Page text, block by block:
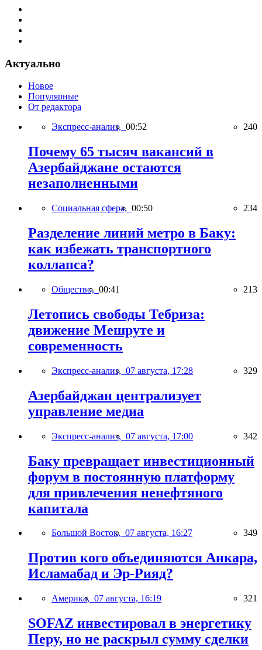
Актуально
Новое
Популярные
От редактора
Экспресс-анализ, 00:52 240
Почему 65 тысяч вакансий в
Азербайджане остаются
незаполненными
Социальная сфера, 00:50 234
Разделение линий метро в Баку:
как избежать транспортного
коллапса?
Общество, 00:41 213
Летопись свободы Тебриза:
движение Мешруте и
современность
Экспресс-анализ, 07 августа, 17:28 329
Азербайджан централизует
управление медиа
Экспресс-анализ, 07 августа, 17:00 342
Баку превращает инвестиционный
форум в постоянную платформу
для привлечения ненефтяного
капитала
Большой Восток, 07 августа, 16:27 349
Против кого объединяются Анкара,
Исламабад и Эр-Рияд?
Америка, 07 августа, 16:19 321
SOFAZ инвестировал в энергетику
Перу, но не раскрыл сумму сделки